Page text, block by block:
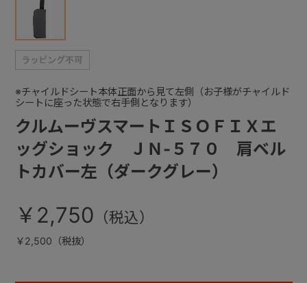
クルムーヴスマートＩＳＯＦＩＸエ
ッグショック ＪＮ-５７０ 肩ベル
トカバー左（ダークグレー）
※チャイルドシート本体正面から見て左側（お子様がチャイルド
シートに座った状態で右手側となります）
￥2,750
￥2,500（税抜）